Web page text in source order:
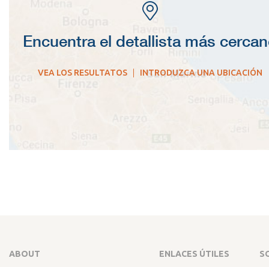
Encuentra el detallista más
VEA LOS RESULTATOS INTRODUZCA UNA UBICACIÓN
ABOUT ENLACES ÚTILES